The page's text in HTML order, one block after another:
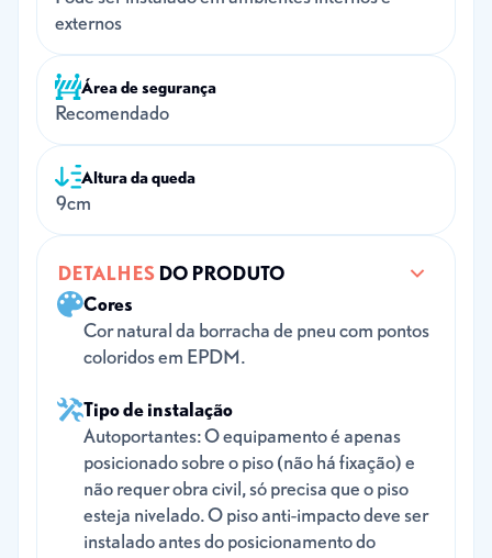
externos
Área de segurança
Recomendado
Altura da queda
9cm
DETALHESDO PRODUTO
Cores
Cor natural da borracha de pneu com pontos
coloridos em EPDM.
Tipo de instalação
Autoportantes: O equipamento é apenas
posicionado sobre o piso (não há fixação) e
não requer obra civil, só precisa que o piso
esteja nivelado. O piso anti-impacto deve ser
instalado antes do posicionamento do